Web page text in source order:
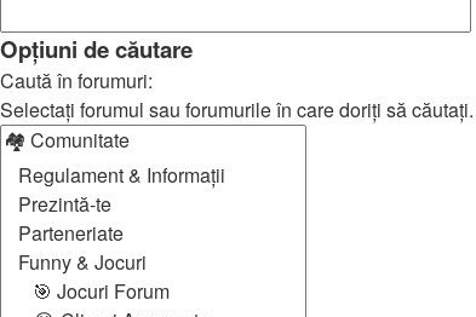
Opţiuni de căutare
Caută în forumuri:
Selectaţi forumul sau forumurile în care doriţi să